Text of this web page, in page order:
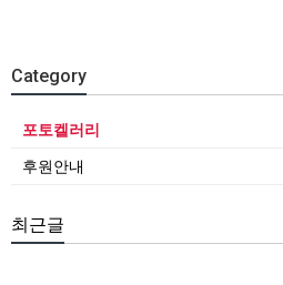
Category
포토켈러리
후원안내
최근글